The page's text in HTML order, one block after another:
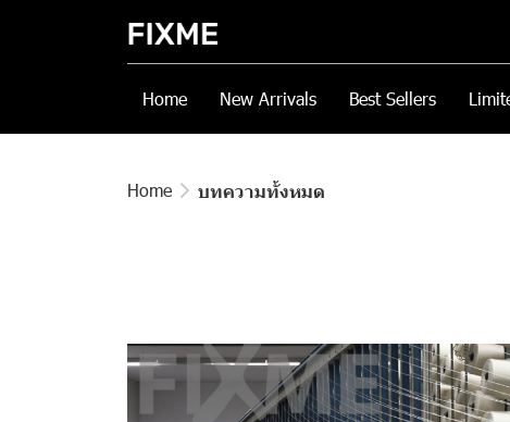
Home New Arrivals Best Sellers
Home บทความทั้งหมด